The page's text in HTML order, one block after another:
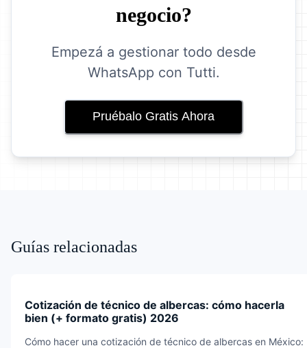
negocio?
Empezá a gestionar todo desde
WhatsApp con Tutti.
Pruébalo Gratis Ahora
Guías relacionadas
Cotización de técnico de albercas: cómo hacerla
bien (+ formato gratis) 2026
Cómo hacer una cotización de técnico de albercas en México: